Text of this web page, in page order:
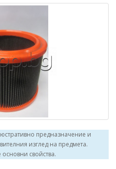
предназначение и
изглед на предмета.
свойства.